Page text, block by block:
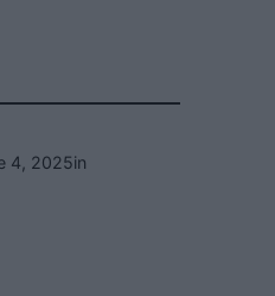
4, 2025in